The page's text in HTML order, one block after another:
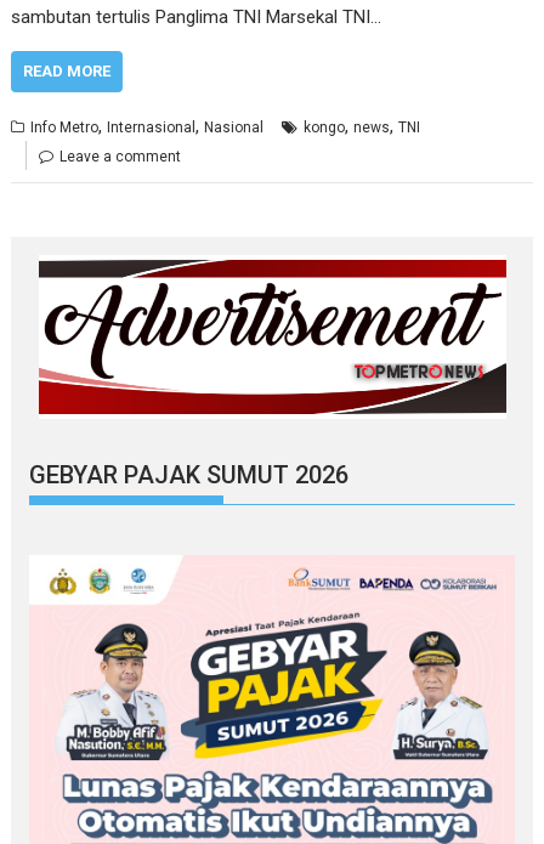
sambutan tertulis Panglima TNI Marsekal TNI…
READ MORE
Info Metro,Internasional,Nasional kongo,news,TNI
Leave a comment
GEBYAR PAJAK SUMUT 2026